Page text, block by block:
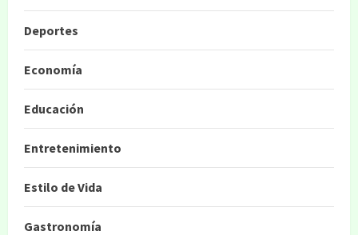
Deportes
Economía
Educación
Entretenimiento
Estilo de Vida
Gastronomía